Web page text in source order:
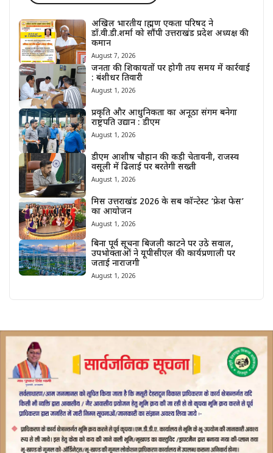
अखिल भारतीय ब्राह्मण एकता परिषद ने
डॉ.वी.डी.शर्मा को सौंपी उत्तराखंड प्रदेश अध्यक्ष की
कमान
August 7, 2026
जनता की शिकायतों पर होगी तय समय में कार्रवाई
: बंशीधर तिवारी
August 1, 2026
प्रकृति और आधुनिकता का अनूठा संगम बनेगा
राष्ट्रपति उद्यान : डीएम
August 1, 2026
डीएम आशीष चौहान की कड़ी चेतावनी, राजस्व
वसूली में ढिलाई पर बरतेगी सख्ती
August 1, 2026
मिस उत्तराखंड 2026 के सब कॉन्टेस्ट ‘फ्रेश फेस’
का आयोजन
August 1, 2026
बिना पूर्व सूचना बिजली काटने पर उठे सवाल,
उपभोक्ताओं ने यूपीसीएल की कार्यप्रणाली पर
जताई नाराजगी
August 1, 2026